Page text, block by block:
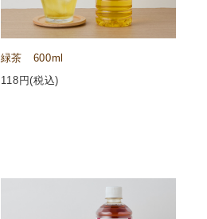
緑茶 600ml
118 円(税込)